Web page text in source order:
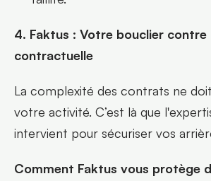
4. Faktus : Votre bouclier contre
contractuelle
La complexité des contrats ne
votre activité. C’est là que
intervient pour sécuriser vos
Comment Faktus vous protège